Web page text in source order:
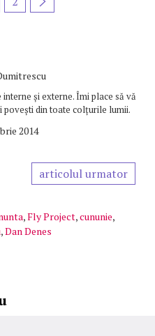
și externe. Îmi place să vă
povești din toate colțurile lumii.
2014
articolul urmator
,Fly Project,cununie,
,Dan Denes